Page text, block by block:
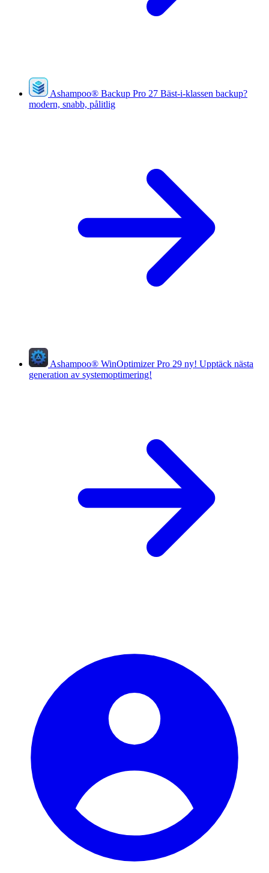
Ashampoo® Backup Pro 27 Bäst-i-klassen backup?
modern, snabb, pålitlig
Ashampoo® WinOptimizer Pro 29 ny! Upptäck nästa
generation av systemoptimering!